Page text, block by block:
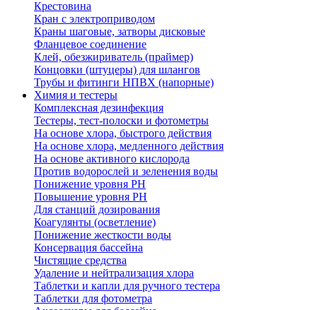
Крестовина
Кран с электроприводом
Краны шаговые, затворы дисковые
Фланцевое соединение
Клей, обезжириватель (праймер)
Концовки (штуцеры) для шлангов
Трубы и фитинги НПВХ (напорные)
Химия и тестеры
Комплексная дезинфекция
Тестеры, тест-полоски и фотометры
На основе хлора, быстрого действия
На основе хлора, медленного действия
На основе активного кислорода
Против водорослей и зеленения воды
Понижение уровня РН
Повышение уровня РН
Для станций дозирования
Коагулянты (осветление)
Понижение жесткости воды
Консервация бассейна
Чистящие средства
Удаление и нейтрализация хлора
Таблетки и капли для ручного тестера
Таблетки для фотометра